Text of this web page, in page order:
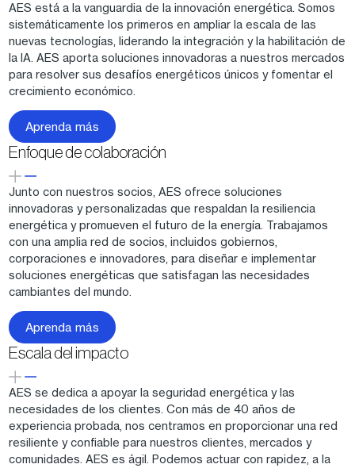
AES está a la vanguardia de la innovación energética. Somos
sistemáticamente los primeros en ampliar la escala de las
nuevas tecnologías, liderando la integración y la habilitación de
la IA. AES aporta soluciones innovadoras a nuestros mercados
para resolver sus desafíos energéticos únicos y fomentar el
crecimiento económico.
Aprenda más
Enfoque de colaboración
Junto con nuestros socios, AES ofrece soluciones
innovadoras y personalizadas que respaldan la resiliencia
energética y promueven el futuro de la energía. Trabajamos
con una amplia red de socios, incluidos gobiernos,
corporaciones e innovadores, para diseñar e implementar
soluciones energéticas que satisfagan las necesidades
cambiantes del mundo.
Aprenda más
Escala del impacto
AES se dedica a apoyar la seguridad energética y las
necesidades de los clientes. Con más de 40 años de
experiencia probada, nos centramos en proporcionar una red
resiliente y confiable para nuestros clientes, mercados y
comunidades. AES es ágil. Podemos actuar con rapidez, a la